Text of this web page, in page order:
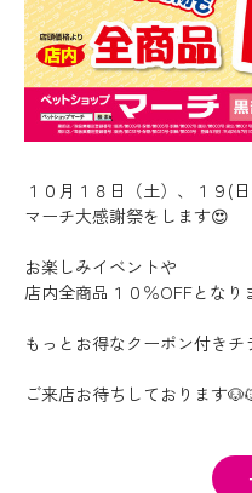
１０月１８日（土）、１９(
マーチ大感謝祭をします😍
お楽しみイベントや
店内全商品１０％OFFとなり
もっとお得なクーポン付き
ご来店お待ちしております